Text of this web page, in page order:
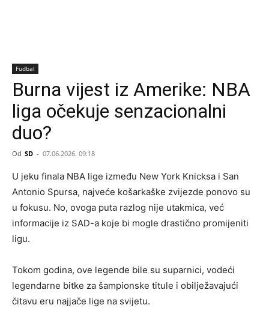
Fudbal
Burna vijest iz Amerike: NBA
liga očekuje senzacionalni
duo?
Od SD - 07.06.2026. 09:18
U jeku finala NBA lige između New York Knicksa i San
Antonio Spursa, najveće košarkaške zvijezde ponovo su
u fokusu. No, ovoga puta razlog nije utakmica, već
informacije iz SAD-a koje bi mogle drastično promijeniti
ligu.
Tokom godina, ove legende bile su suparnici, vodeći
legendarne bitke za šampionske titule i obilježavajući
čitavu eru najjače lige na svijetu.